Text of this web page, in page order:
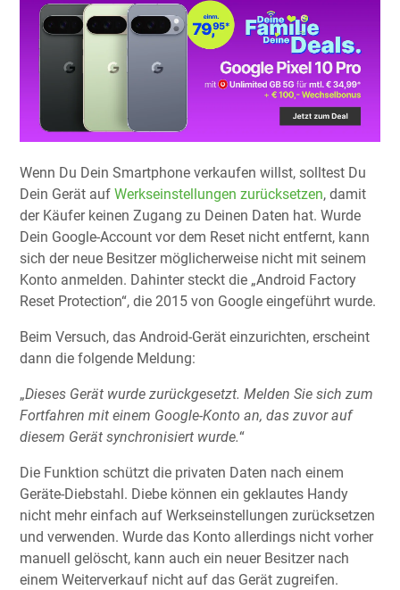
Wenn Du Dein Smartphone verkaufen willst, solltest Du
Dein Gerät auf Werkseinstellungen zurücksetzen, damit
der Käufer keinen Zugang zu Deinen Daten hat. Wurde
Dein Google-Account vor dem Reset nicht entfernt, kann
sich der neue Besitzer möglicherweise nicht mit seinem
Konto anmelden. Dahinter steckt die „Android Factory
Reset Protection“, die 2015 von Google eingeführt wurde.
Beim Versuch, das Android-Gerät einzurichten, erscheint
dann die folgende Meldung:
„Dieses Gerät wurde zurückgesetzt. Melden Sie sich zum
Fortfahren mit einem Google-Konto an, das zuvor auf
diesem Gerät synchronisiert wurde.“
Die Funktion schützt die privaten Daten nach einem
Geräte-Diebstahl. Diebe können ein geklautes Handy
nicht mehr einfach auf Werkseinstellungen zurücksetzen
und verwenden. Wurde das Konto allerdings nicht vorher
manuell gelöscht, kann auch ein neuer Besitzer nach
einem Weiterverkauf nicht auf das Gerät zugreifen.